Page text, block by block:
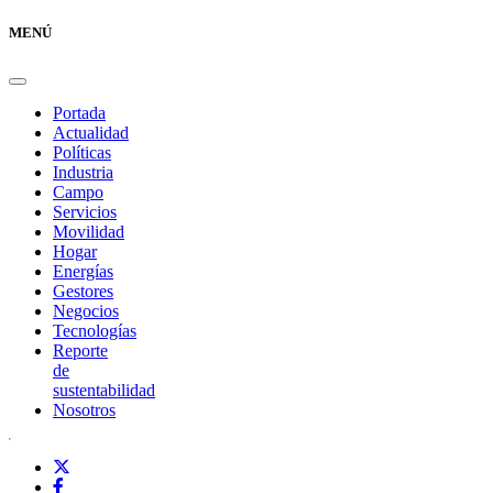
MENÚ
Portada
Actualidad
Políticas
Industria
Campo
Servicios
Movilidad
Hogar
Energías
Gestores
Negocios
Tecnologías
Reporte
de
sustentabilidad
Nosotros